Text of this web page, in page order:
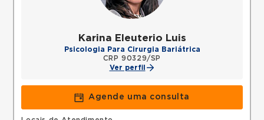
Karina Eleuterio Luis
Psicologia Para Cirurgia Bariátrica
CRP 90329/SP
Ver perfil
Agende uma consulta